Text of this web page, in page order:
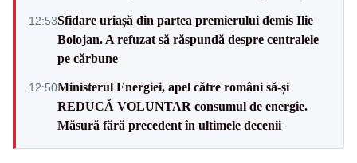
12:53Sfidare uriașă din partea premierului demis Ilie
Bolojan. A refuzat să răspundă despre centralele
pe cărbune
12:50Ministerul Energiei, apel către români să-și
REDUCĂ VOLUNTAR consumul de energie.
Măsură fără precedent în ultimele decenii